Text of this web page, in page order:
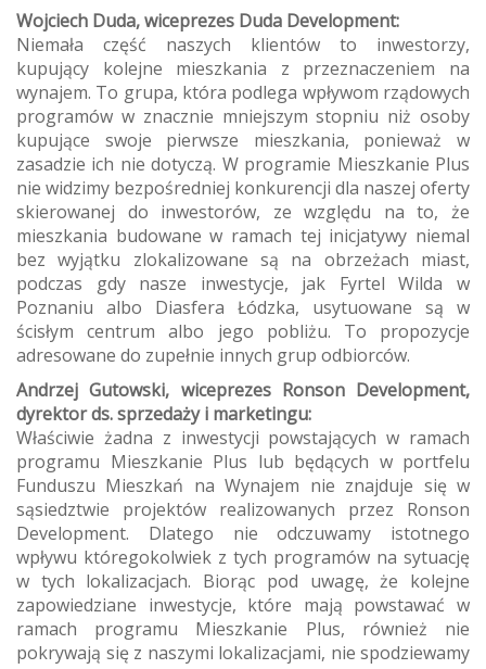
Wojciech Duda, wiceprezes Duda Development:
Niemała część naszych klientów to inwestorzy,
kupujący kolejne mieszkania z przeznaczeniem na
wynajem. To grupa, która podlega wpływom rządowych
programów w znacznie mniejszym stopniu niż osoby
kupujące swoje pierwsze mieszkania, ponieważ w
zasadzie ich nie dotyczą. W programie Mieszkanie Plus
nie widzimy bezpośredniej konkurencji dla naszej oferty
skierowanej do inwestorów, ze względu na to, że
mieszkania budowane w ramach tej inicjatywy niemal
bez wyjątku zlokalizowane są na obrzeżach miast,
podczas gdy nasze inwestycje, jak Fyrtel Wilda w
Poznaniu albo Diasfera Łódzka, usytuowane są w
ścisłym centrum albo jego pobliżu. To propozycje
adresowane do zupełnie innych grup odbiorców.
Andrzej Gutowski, wiceprezes Ronson Development,
dyrektor ds. sprzedaży i marketingu:
Właściwie żadna z inwestycji powstających w ramach
programu Mieszkanie Plus lub będących w portfelu
Funduszu Mieszkań na Wynajem nie znajduje się w
sąsiedztwie projektów realizowanych przez Ronson
Development. Dlatego nie odczuwamy istotnego
wpływu któregokolwiek z tych programów na sytuację
w tych lokalizacjach. Biorąc pod uwagę, że kolejne
zapowiedziane inwestycje, które mają powstawać w
ramach programu Mieszkanie Plus, również nie
pokrywają się z naszymi lokalizacjami, nie spodziewamy